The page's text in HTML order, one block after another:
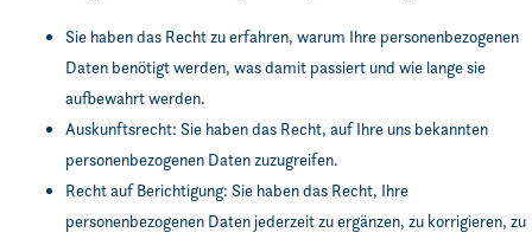
Sie haben das Recht zu erfahren, warum Ihre personenbezogenen
Daten benötigt werden, was damit passiert und wie lange sie
aufbewahrt werden.
Auskunftsrecht: Sie haben das Recht, auf Ihre uns bekannten
personenbezogenen Daten zuzugreifen.
Recht auf Berichtigung: Sie haben das Recht, Ihre
personenbezogenen Daten jederzeit zu ergänzen, zu korrigieren, zu